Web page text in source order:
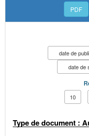
PDF
date de
date de
10
Type de document :